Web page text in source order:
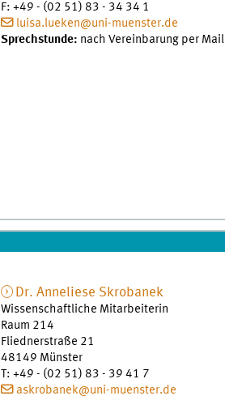
F: +49 - (02 51) 83 - 34 34 1
luisa.lueken@uni-muenster.de
Sprechstunde: nach Vereinbarung per Mail
Dr. Anneliese Skrobanek
Wissenschaftliche Mitarbeiterin
Raum 214
Fliednerstraße 21
48149 Münster
T: +49 - (02 51) 83 - 39 41 7
askrobanek@uni-muenster.de